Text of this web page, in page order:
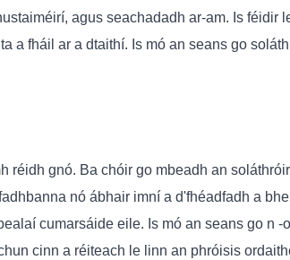
agus seachadadh ar-am. Is féidir
a fháil ar a dtaithí. Is mó an seans go
réidh gnó. Ba chóir go mbeadh an
nó ábhair imní a d'fhéadfadh a
cumarsáide eile. Is mó an seans go n
cinn a réiteach le linn an phróisis